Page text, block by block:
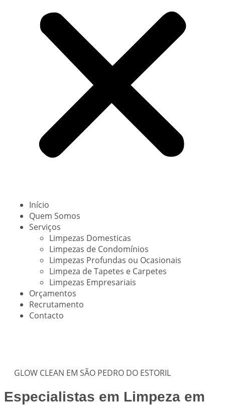
Início
Quem Somos
Serviços
Limpezas Domesticas
Limpezas de Condomínios
Limpezas Profundas ou Ocasionais
Limpeza de Tapetes e Carpetes
Limpezas Empresariais
Orçamentos
Recrutamento
Contacto
GLOW CLEAN EM SÃO PEDRO DO ESTORIL
Especialistas em Limpeza em